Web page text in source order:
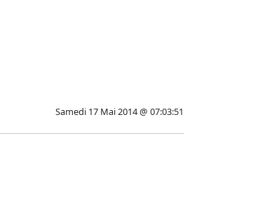
Samedi 17 Mai 2014 @ 07:03:51